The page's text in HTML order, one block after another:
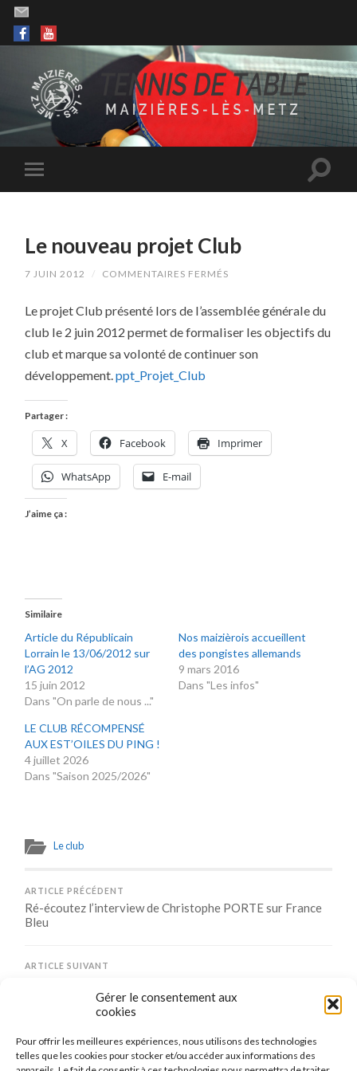
Gérer le consentement aux
cookies
Pour offrir les meilleures expériences, nous utilisons des technologies
telles que les cookies pour stocker et/ou accéder aux informations des
Le nouveau projet Club
7 JUIN 2012 / COMMENTAIRES FERMÉS
PROJET
Le projet Club présenté lors de l’assemblée générale du
club le 2 juin 2012 permet de formaliser les objectifs du
club et marque sa volonté de continuer son
développement.ppt_Projet_Club
Partager :
X Facebook Imprimer
WhatsApp E-mail
J’aime ça :
Similaire
Article du Républicain
Lorrain le 13/06/2012 sur
l’AG 2012
15 juin 2012
Dans "On parle de nous ..."
Nos maizièrois accueillent
des pongistes allemands
9 mars 2016
Dans "Les infos"
LE CLUB RÉCOMPENSÉ
AUX EST’OILES DU PING !
4 juillet 2026
Dans "Saison 2025/2026"
Le club
ARTICLE PRÉCÉDENT
Ré-écoutez l’interview de Christophe PORTE sur France
Bleu
ARTICLE SUIVANT
Comments are closed.